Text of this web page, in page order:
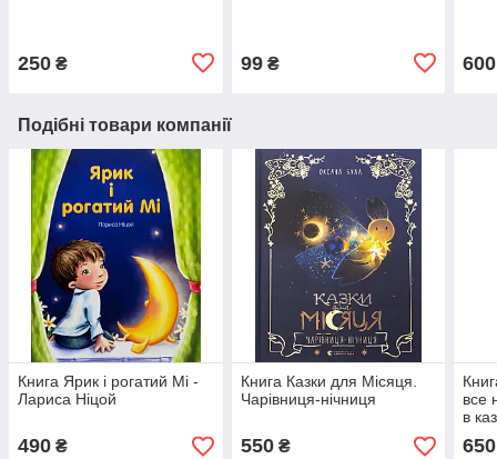
250 ₴ 99₴ 600
Подібні товари компанії
Книга Ярик і рогатий Мі -
Лариса Ніцой
490 ₴
Книга Казки для Місяця.
Чарівниця-нічниця
550₴
все
в
650